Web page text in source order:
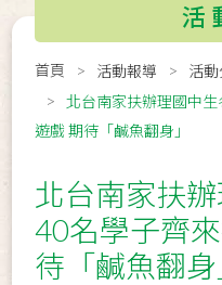
活
首頁 活動報導
活
北台南家扶辦理國中
遊戲 期待「鹹魚翻身」
北台南家扶
40名學子齊
待「鹹魚翻身